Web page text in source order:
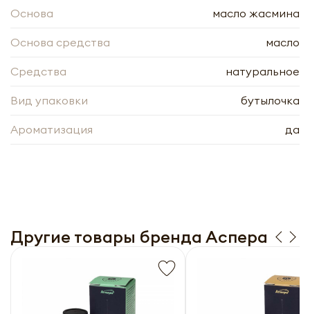
Основа масло жасмина
Основа средства масло
Средства натуральное
Вид упаковки бутылочка
Ароматизация да
Другие товары бренда Аспера